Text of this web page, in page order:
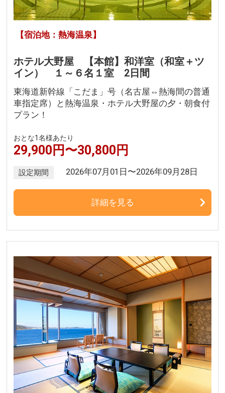
【宿泊地：熱海温泉】
ホテル大野屋 【本館】和洋室（和室＋ツ
イン） １～６名１室 2日間
東海道新幹線「こだま」号（名古屋⇔熱海間の普通
車指定席）と熱海温泉・ホテル大野屋の夕・朝食付
プラン！
おとな1名様あたり
29,900円〜30,800円
設定期間 2026年07月01日〜2026年09月28日
詳細を見る